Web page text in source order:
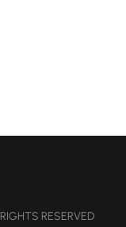
RESERVED